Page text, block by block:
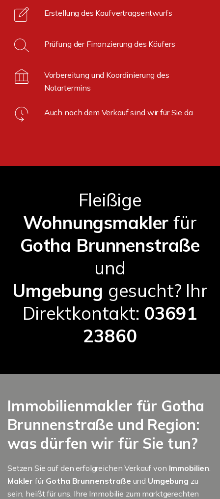
Erstellung des Kaufvertragsentwurfs
Prüfung der Finanzierung des Käufers
Vorbereitung und Koordinierung des
Notartermins
Auch nach dem Verkauf sind wir für Sie da
Fleißige
Wohnungsmaklerfür
Gotha Brunnenstraße
und
Umgebung gesucht? Ihr
Direktkontakt: 03691
23860
Immobilienmakler für Gotha
Brunnenstraße und Region:
was dürfen wir für Sie tun?
Setzen Sie auf den erfolgreichen Verkauf von Immobilien
Makler fürGotha Brunnenstraße und Umgebung zu
sein, heißt für uns, Ihre Immobilie zum marktgerechten